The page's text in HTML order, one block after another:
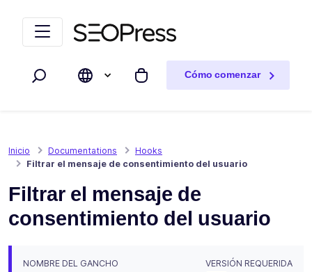
Buscar Mi carrito
Cómo comenzar
Inicio Documentations
Hooks
Filtrar el mensaje de consentimiento del usuario
Filtrar el mensaje de
consentimiento del usuario
NOMBRE DEL GANCHO
VERSIÓN REQUERIDA